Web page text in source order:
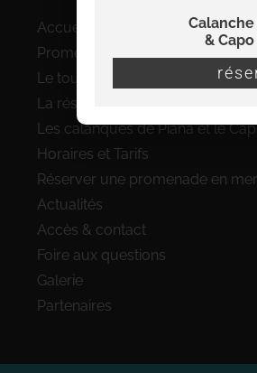
Accueil
Promenades en bateau à Porto
Le tour complet du Golfe de
La réserve de Scandola en bateau
Les calanques de Piana et le
Horaires et Tarifs
Réserver une promenade en
Actualités
Accès & contact
Foire aux questions
Galerie
Partenaires
Calanche
&